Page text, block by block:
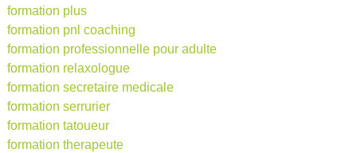
formation plus
formation pnl coaching
formation professionnelle pour adulte
formation relaxologue
formation secretaire medicale
formation serrurier
formation tatoueur
formation therapeute